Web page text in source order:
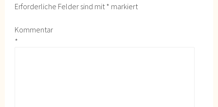
Erforderliche Felder sind mit * markiert
Kommentar
*